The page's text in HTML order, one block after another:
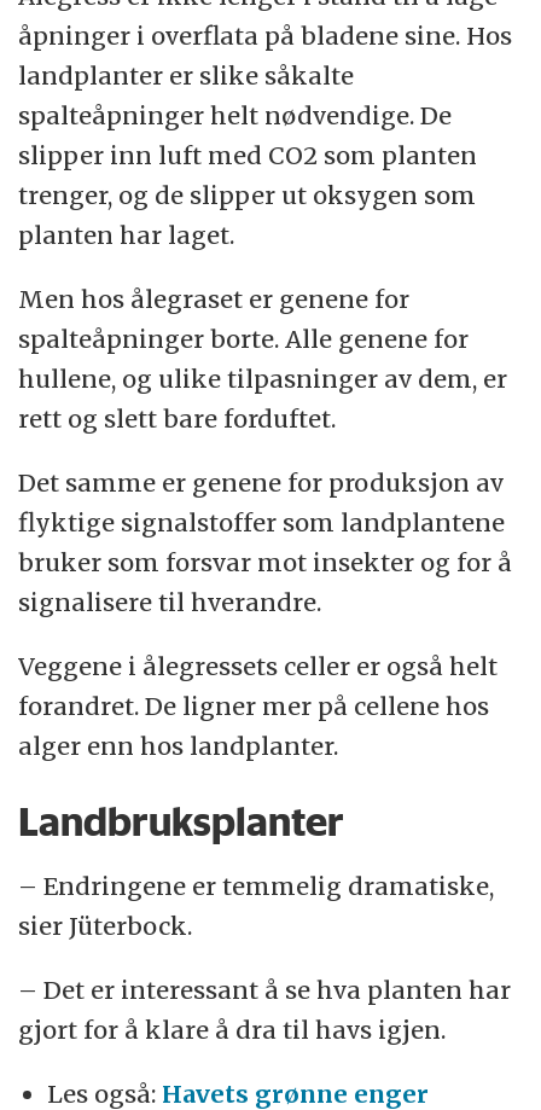
åpninger i overflata på bladene sine. Hos
landplanter er slike såkalte
spalteåpninger helt nødvendige. De
slipper inn luft med CO2 som planten
trenger, og de slipper ut oksygen som
planten har laget.
Men hos ålegraset er genene for
spalteåpninger borte. Alle genene for
hullene, og ulike tilpasninger av dem, er
rett og slett bare forduftet.
Det samme er genene for produksjon av
flyktige signalstoffer som landplantene
bruker som forsvar mot insekter og for å
signalisere til hverandre.
Veggene i ålegressets celler er også helt
forandret. De ligner mer på cellene hos
alger enn hos landplanter.
Landbruksplanter
– Endringene er temmelig dramatiske,
sier Jüterbock.
– Det er interessant å se hva planten har
gjort for å klare å dra til havs igjen.
Les også: Havets grønne enger